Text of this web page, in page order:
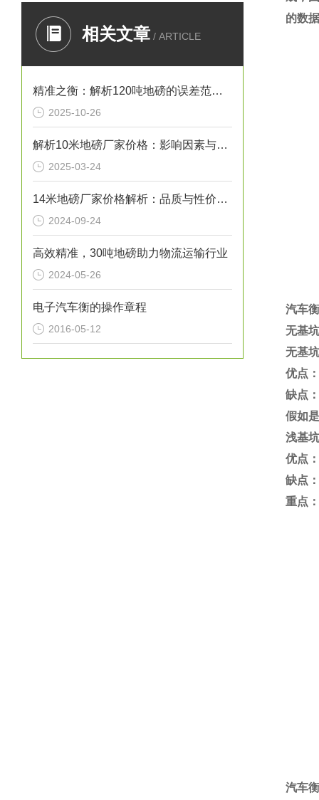
相关文章 / ARTICLE
精准之衡：解析120吨地磅的误差范围与管理实践
2025-10-26
解析10米地磅厂家价格：影响因素与市场行情
2025-03-24
14米地磅厂家价格解析：品质与性价比的考量
2024-09-24
高效精准，30吨地磅助力物流运输行业
2024-05-26
电子汽车衡的操作章程
2016-05-12
的数
汽车衡
无基
无基
优点
缺点：
假如
浅基
优点
缺点
重点：
汽车衡